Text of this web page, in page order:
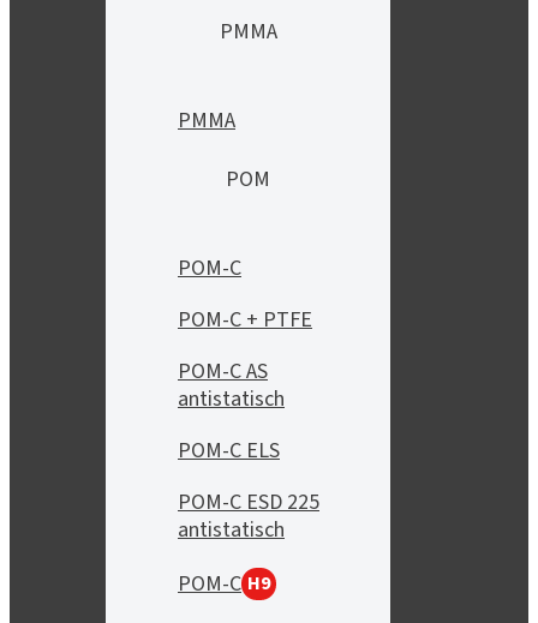
PMMA
PMMA
POM
POM-C
POM-C + PTFE
POM-C AS
antistatisch
POM-C ELS
POM-C ESD 225
antistatisch
POM-C H9